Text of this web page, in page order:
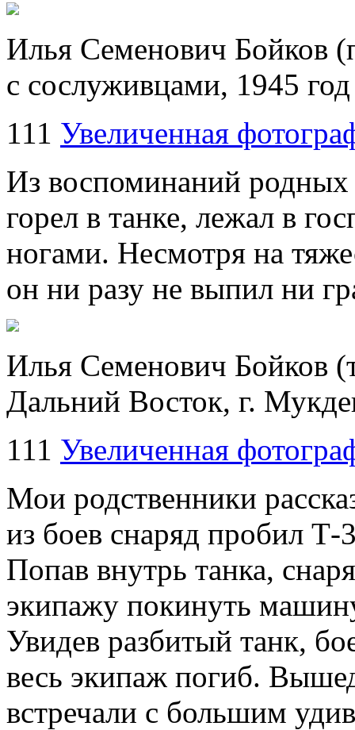
Илья Семенович Бойков
с сослуживцами, 1945 год
111 Увеличенная
Из воспоминаний
горел в танке, лежал в
ногами. Несмотря на
он ни разу не выпил ни
Илья Семенович Бойков
Дальний Восток, г.
111 Увеличенная
Мои родственники
из боев снаряд пробил Т-
Попав внутрь танка,
экипажу покинуть
Увидев разбитый танк,
весь экипаж погиб.
встречали с большим